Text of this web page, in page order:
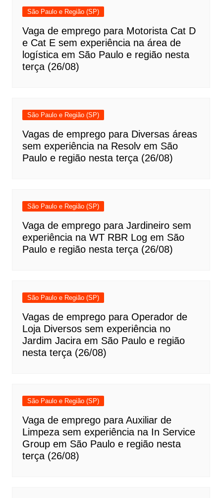
São Paulo e Região (SP)
Vaga de emprego para Motorista Cat D
e Cat E sem experiência na área de
logística em São Paulo e região nesta
terça (26/08)
São Paulo e Região (SP)
Vagas de emprego para Diversas áreas
sem experiência na Resolv em São
Paulo e região nesta terça (26/08)
São Paulo e Região (SP)
Vaga de emprego para Jardineiro sem
experiência na WT RBR Log em São
Paulo e região nesta terça (26/08)
São Paulo e Região (SP)
Vagas de emprego para Operador de
Loja Diversos sem experiência no
Jardim Jacira em São Paulo e região
nesta terça (26/08)
São Paulo e Região (SP)
Vaga de emprego para Auxiliar de
Limpeza sem experiência na In Service
Group em São Paulo e região nesta
terça (26/08)